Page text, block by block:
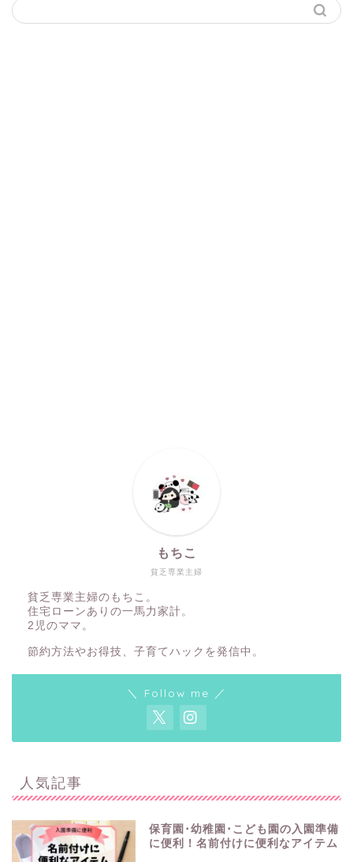
貧乏専業主婦
もちこ
貧乏専業主婦のもちこ。
住宅ローンありの一馬力家計。
2児のママ。
節約方法やお得技、子育てハックを発信中。
＼ Follow me ／
人気記事
保育園･幼稚園･こども園の入園準備
に便利！名前付けに便利なアイテム